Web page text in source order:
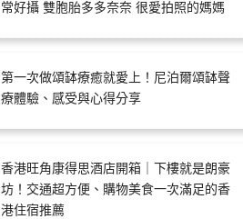
常好攝 雙胞胎多多奈奈 很愛拍照的媽媽
第一次做頌缽療癒就愛上！尼泊爾頌缽聲
療體驗、感受與心得分享
香港旺角康得思酒店開箱｜下樓就是朗豪
坊！交通超方便、購物美食一次滿足的香
港住宿推薦